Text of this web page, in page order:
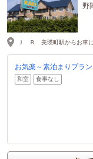
野
Ｊ Ｒ 美瑛町駅からお車
お気楽～素泊まりプラン
和室 食事なし